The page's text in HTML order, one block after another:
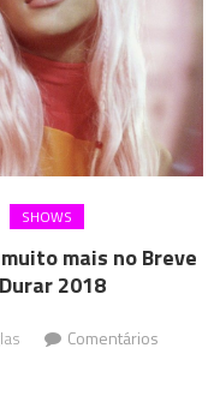
SHOWS
mais no Breve
2018
Comentários